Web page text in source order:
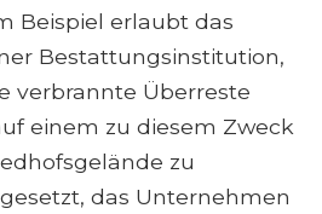
Beispiel erlaubt das
Bestattungsinstitution,
verbrannte Überreste
einem zu diesem Zweck
zu
das Unternehmen